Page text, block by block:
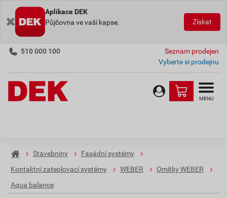
Aplikace DEK
Půjčovna ve vaší kapse.
Získat
510 000 100
Seznam prodejen
Vyberte si prodejnu
MENU
Stavebniny
Fasádní systémy
Kontaktní zateplovací systémy
WEBER
Omítky WEBER
Aqua balance